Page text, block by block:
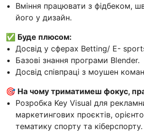
Вміння працювати з фідбеком,
його у дизайн.
✅ Буде плюсом:
Досвід у сферах Betting/ E-
Базові знання програми Blender.
Досвід співпраці з моушен
🎯 На чому триматимеш фокус,
Розробка Key Visual для
маркетингових проєктів,
тематику спорту та кіберспорту.